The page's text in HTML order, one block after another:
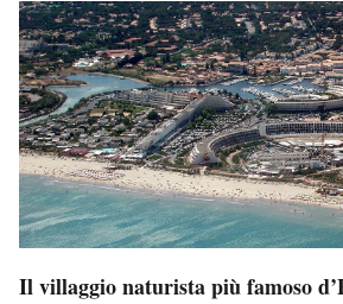
Il villaggio naturista più famoso